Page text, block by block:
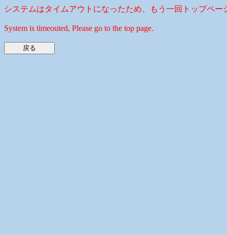
システムはタイムアウトになったため、もう一回トップペー
System is timeouted, Please go to the top page.